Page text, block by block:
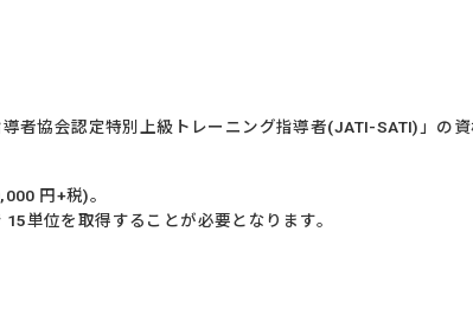
者協会認定特別上級トレーニング指導者(JATI-SATI)」の資
円+税)。
単位を取得することが必要となります。